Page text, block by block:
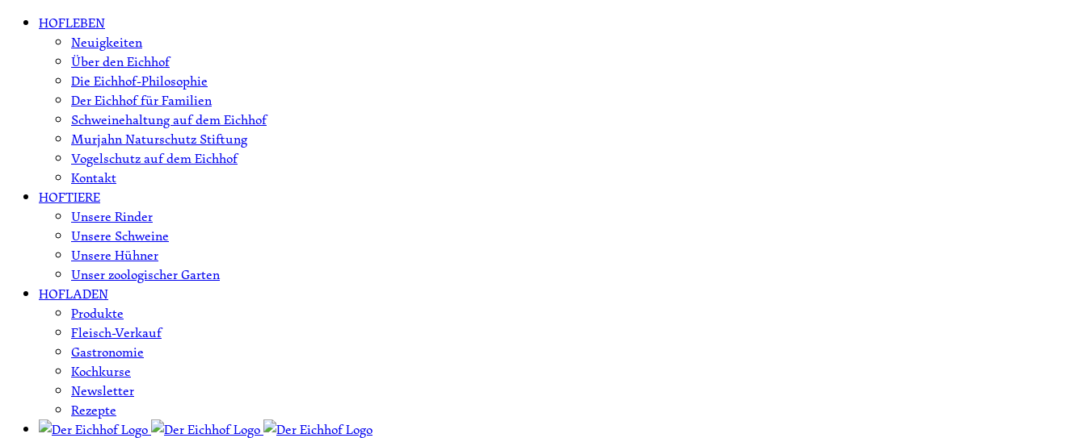
Skip HOFLEBEN
Neuigkeiten
Über den Eichhof
Die Eichhof-Philosophie
Der Eichhof für Familien
Schweinehaltung auf dem Eichhof
Murjahn Naturschutz Stiftung
Vogelschutz auf dem Eichhof
Kontakt
HOFTIERE
Unsere Rinder
Unsere Schweine
Unsere Hühner
Unser zoologischer Garten
HOFLADEN
Produkte
Fleisch-Verkauf
Gastronomie
Kochkurse
Newsletter
Rezepte